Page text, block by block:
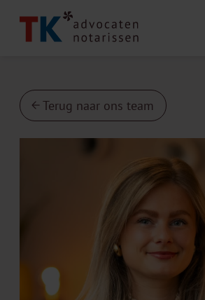
Terug naar ons team